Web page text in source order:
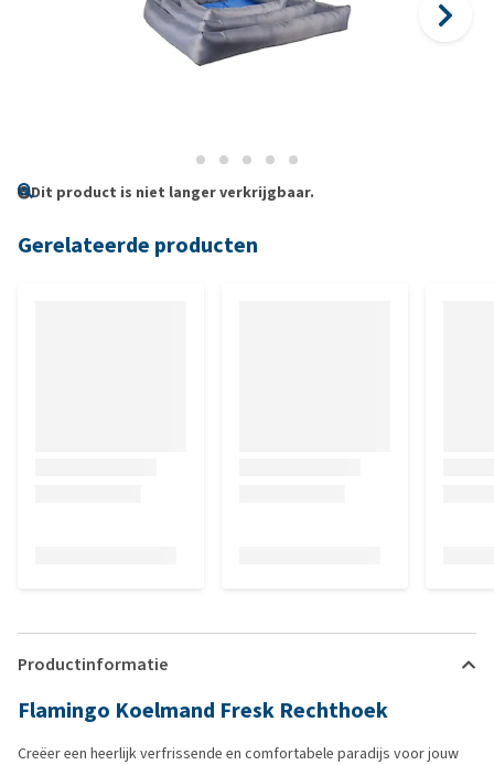
Dit product is niet langer verkrijgbaar.
Gerelateerde producten
Productinformatie
Flamingo Koelmand Fresk Rechthoek
Creëer een heerlijk verfrissende en comfortabele paradijs voor jouw